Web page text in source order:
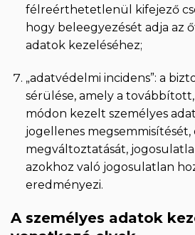
félreérthetetlenül kifejező
hogy beleegyezését adja az
adatok kezeléséhez;
„adatvédelmi incidens”: a
sérülése, amely a
módon kezelt személyes
jogellenes megsemmisítését,
megváltoztatását,
azokhoz való jogosulatlan
eredményezi.
A személyes adatok